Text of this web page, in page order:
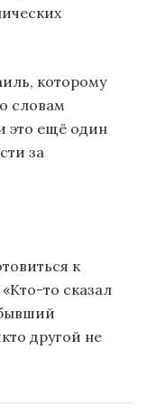
которому
словам
это ещё один
за
к
то сказал
другой не